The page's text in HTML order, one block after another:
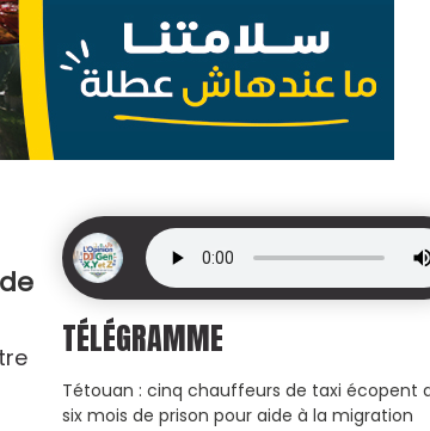
TÉLÉGRAMME
Tétouan : cinq chauffeurs de taxi écopent
six mois de prison pour aide à la migration